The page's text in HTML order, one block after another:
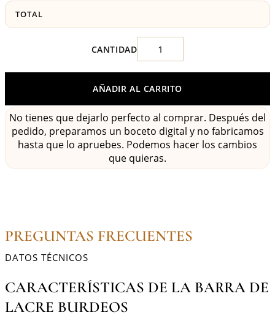
TOTAL
AÑADIR AL CARRITO
No tienes que dejarlo perfecto al comprar. Después del
pedido, preparamos un boceto digital y no fabricamos
hasta que lo apruebes. Podemos hacer los cambios
que quieras.
PREGUNTAS FRECUENTES
DATOS TÉCNICOS
CARACTERÍSTICAS DE LA BARRA DE
LACRE BURDEOS